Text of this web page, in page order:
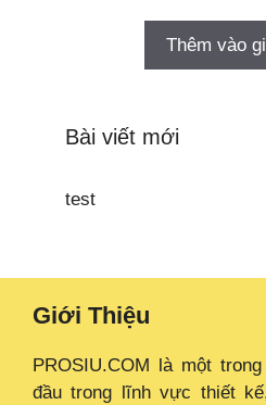
Thêm vào
Bài viết mới
test
Giới Thiệu
PROSIU.COM là một
đầu trong lĩnh vực thiết